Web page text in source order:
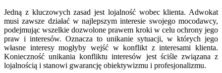
Jedną z kluczowych zasad jest lojalność wobec klienta. Adwokat
musi zawsze działać w najlepszym interesie swojego mocodawcy,
podejmując wszelkie dozwolone prawem kroki w celu ochrony jego
praw i interesów. Oznacza to unikanie sytuacji, w których jego
własne interesy mogłyby wejść w konflikt z interesami klienta.
Konieczność unikania konfliktu interesów jest ściśle związana z
lojalnością i stanowi gwarancję obiektywizmu i profesjonalizmu.